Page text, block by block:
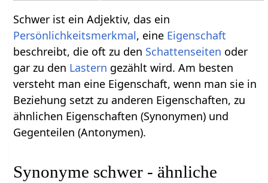
Schwer ist ein Adjektiv, das ein
Persönlichkeitsmerkmal, eine Eigenschaft
beschreibt, die oft zu den Schattenseiten oder
gar zu den Lastern gezählt wird. Am besten
versteht man eine Eigenschaft, wenn man sie in
Beziehung setzt zu anderen Eigenschaften, zu
ähnlichen Eigenschaften (Synonymen) und
Gegenteilen (Antonymen).
Synonyme schwer - ähnliche